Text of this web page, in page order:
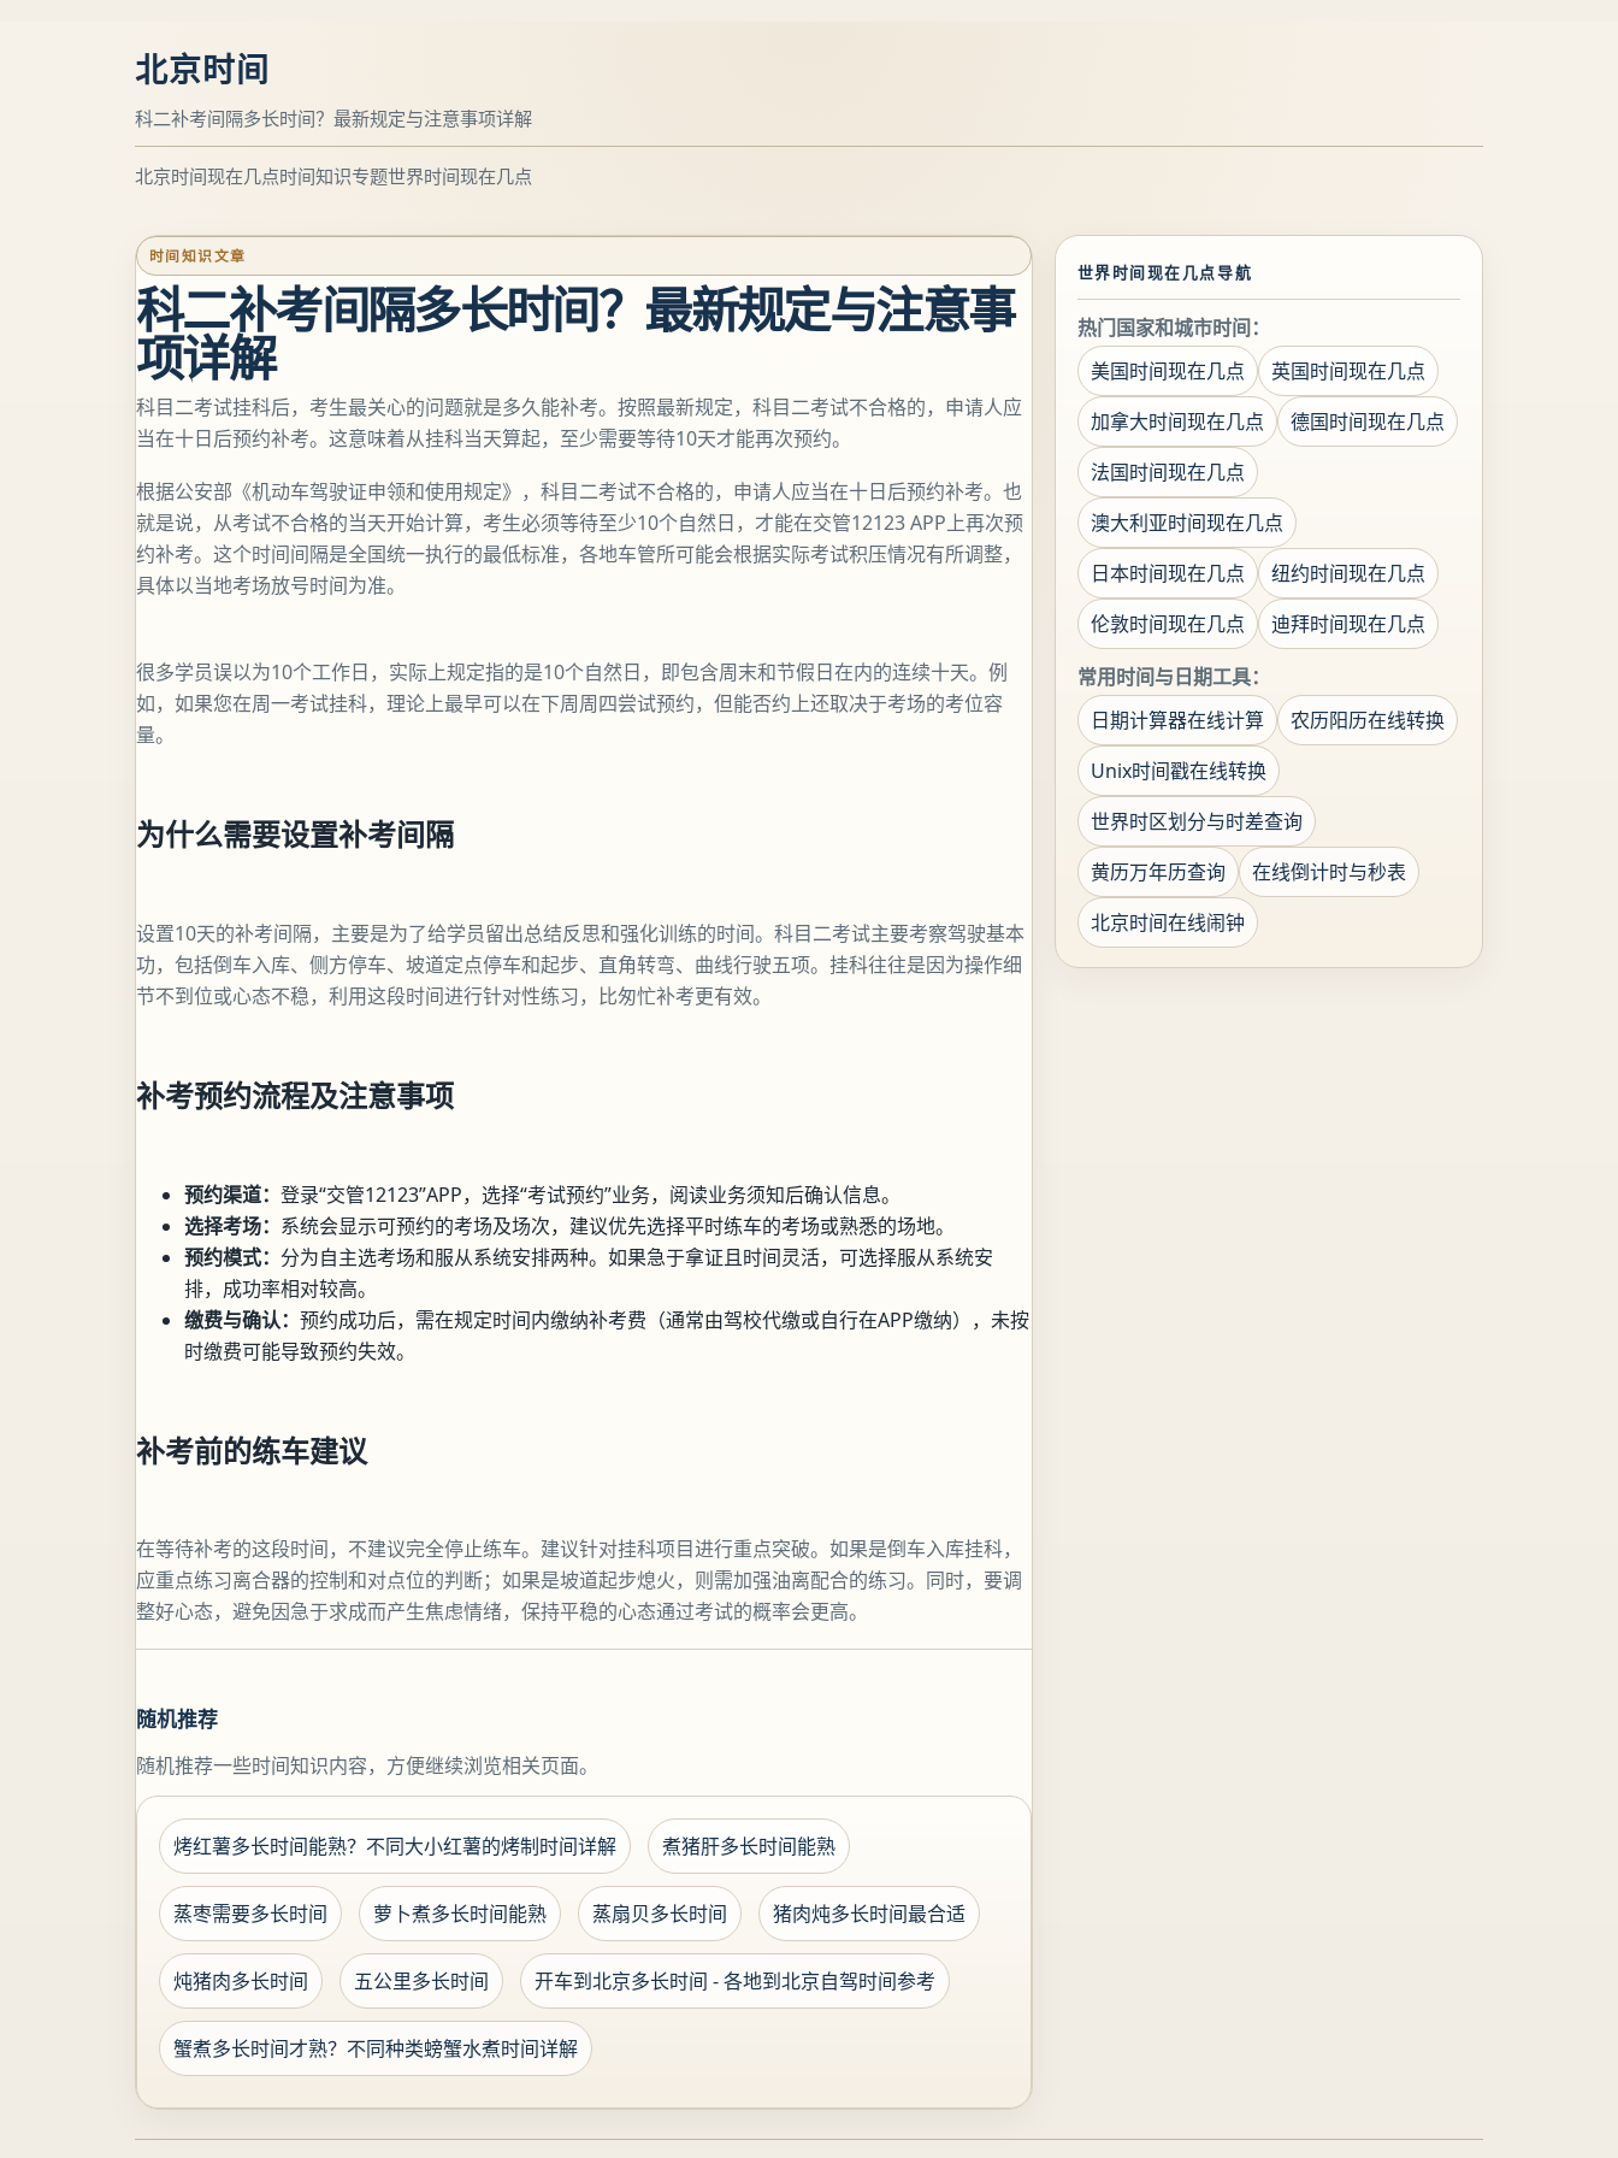
北京时间
科二补考间隔多长时间？最新规定与注意事项详解
北京时间现在几点时间知识专题世界时间现在几点
时间知识文章
科二补考间隔多长时间？最新规定与注意事
项详解
科目二考试挂科后，考生最关心的问题就是多久能补考。按照最新规定，科目二考试不合格的，申请人应
当在十日后预约补考。这意味着从挂科当天算起，至少需要等待10天才能再次预约。
根据公安部《机动车驾驶证申领和使用规定》，科目二考试不合格的，申请人应当在十日后预约补考。也
就是说，从考试不合格的当天开始计算，考生必须等待至少10个自然日，才能在交管12123 APP上再次预
约补考。这个时间间隔是全国统一执行的最低标准，各地车管所可能会根据实际考试积压情况有所调整，
具体以当地考场放号时间为准。
很多学员误以为10个工作日，实际上规定指的是10个自然日，即包含周末和节假日在内的连续十天。例
如，如果您在周一考试挂科，理论上最早可以在下周周四尝试预约，但能否约上还取决于考场的考位容
量。
为什么需要设置补考间隔
设置10天的补考间隔，主要是为了给学员留出总结反思和强化训练的时间。科目二考试主要考察驾驶基本
功，包括倒车入库、侧方停车、坡道定点停车和起步、直角转弯、曲线行驶五项。挂科往往是因为操作细
节不到位或心态不稳，利用这段时间进行针对性练习，比匆忙补考更有效。
补考预约流程及注意事项
预约渠道： 登录“交管12123”APP，选择“考试预约”业务，阅读业务须知后确认信息。
选择考场： 系统会显示可预约的考场及场次，建议优先选择平时练车的考场或熟悉的场地。
预约模式： 分为自主选考场和服从系统安排两种。如果急于拿证且时间灵活，可选择服从系统安
排，成功率相对较高。
缴费与确认： 预约成功后，需在规定时间内缴纳补考费（通常由驾校代缴或自行在APP缴纳），未按
时缴费可能导致预约失效。
补考前的练车建议
在等待补考的这段时间，不建议完全停止练车。建议针对挂科项目进行重点突破。如果是倒车入库挂科，
应重点练习离合器的控制和对点位的判断；如果是坡道起步熄火，则需加强油离配合的练习。同时，要调
整好心态，避免因急于求成而产生焦虑情绪，保持平稳的心态通过考试的概率会更高。
随机推荐
随机推荐一些时间知识内容，方便继续浏览相关页面。
烤红薯多长时间能熟？不同大小红薯的烤制时间详解 煮猪肝多长时间能熟
蒸枣需要多长时间 萝卜煮多长时间能熟 蒸扇贝多长时间 猪肉炖多长时间最合适
炖猪肉多长时间 五公里多长时间 开车到北京多长时间 - 各地到北京自驾时间参考
蟹煮多长时间才熟？不同种类螃蟹水煮时间详解
世界时间现在几点导航
热门国家和城市时间：
美国时间现在几点
英国时间现在几点
加拿大时间现在几点
德国时间现在几点
法国时间现在几点
澳大利亚时间现在几点
日本时间现在几点
纽约时间现在几点
伦敦时间现在几点
迪拜时间现在几点
常用时间与日期工具：
日期计算器在线计算
农历阳历在线转换
Unix时间戳在线转换
世界时区划分与时差查询
黄历万年历查询
在线倒计时与秒表
北京时间在线闹钟